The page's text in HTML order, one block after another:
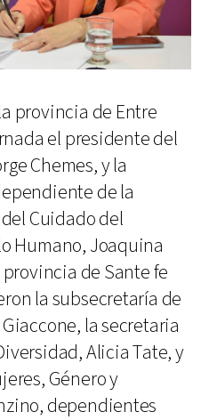
provincia de Entre
el presidente del
Chemes, y la
de la
Cuidado del
Humano, Joaquina
de Sante fe
la subsecretaría de
la secretaria
Alicia Tate, y
Género y
dependientes